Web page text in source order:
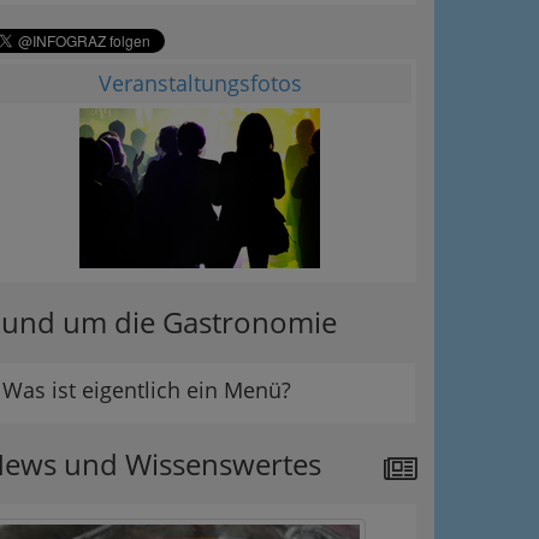
Veranstaltungsfotos
um die Gastronomie
Was ist eigentlich ein Menü?
und Wissenswertes